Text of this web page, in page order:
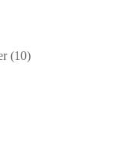
(10)